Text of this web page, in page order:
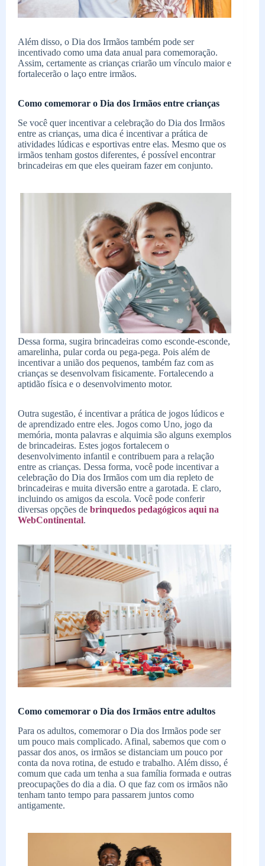
Além disso, o Dia dos Irmãos também pode ser
incentivado como uma data anual para comemoração.
Assim, certamente as crianças criarão um vínculo maior e
fortalecerão o laço entre irmãos.
Como comemorar o Dia dos Irmãos entre crianças
Se você quer incentivar a celebração do Dia dos Irmãos
entre as crianças, uma dica é incentivar a prática de
atividades lúdicas e esportivas entre elas. Mesmo que os
irmãos tenham gostos diferentes, é possível encontrar
brincadeiras em que eles queiram fazer em conjunto.
Dessa forma, sugira brincadeiras como esconde-esconde,
amarelinha, pular corda ou pega-pega. Pois além de
incentivar a união dos pequenos, também faz com as
crianças se desenvolvam fisicamente. Fortalecendo a
aptidão física e o desenvolvimento motor.
Outra sugestão, é incentivar a prática de jogos lúdicos e
de aprendizado entre eles. Jogos como Uno, jogo da
memória, monta palavras e alquimia são alguns exemplos
de brincadeiras. Estes jogos fortalecem o
desenvolvimento infantil e contribuem para a relação
entre as crianças. Dessa forma, você pode incentivar a
celebração do Dia dos Irmãos com um dia repleto de
brincadeiras e muita diversão entre a garotada. E claro,
incluindo os amigos da escola. Você pode conferir
diversas opções de brinquedos pedagógicos aqui na
WebContinental.
Como comemorar o Dia dos Irmãos entre adultos
Para os adultos, comemorar o Dia dos Irmãos pode ser
um pouco mais complicado. Afinal, sabemos que com o
passar dos anos, os irmãos se distanciam um pouco por
conta da nova rotina, de estudo e trabalho. Além disso, é
comum que cada um tenha a sua família formada e outras
preocupações do dia a dia. O que faz com os irmãos não
tenham tanto tempo para passarem juntos como
antigamente.